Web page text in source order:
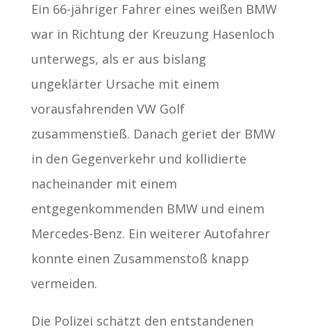
Ein 66-jähriger Fahrer eines weißen BMW
war in Richtung der Kreuzung Hasenloch
unterwegs, als er aus bislang
ungeklärter Ursache mit einem
vorausfahrenden VW Golf
zusammenstieß. Danach geriet der BMW
in den Gegenverkehr und kollidierte
nacheinander mit einem
entgegenkommenden BMW und einem
Mercedes-Benz. Ein weiterer Autofahrer
konnte einen Zusammenstoß knapp
vermeiden.
Die Polizei schätzt den entstandenen